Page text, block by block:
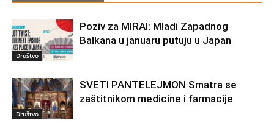
Društvo
Poziv za MIRAI: Mladi Zapadnog
Balkana u januaru putuju u Japan
Društvo
SVETI PANTELEJMON Smatra se
zaštitnikom medicine i farmacije